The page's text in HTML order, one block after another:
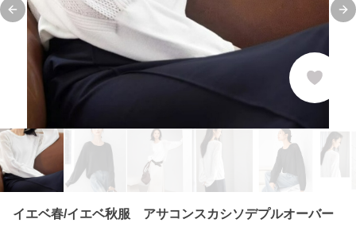
Previous slide
イエベ春/イエベ秋服 アサコンスカシソデプルオーバー